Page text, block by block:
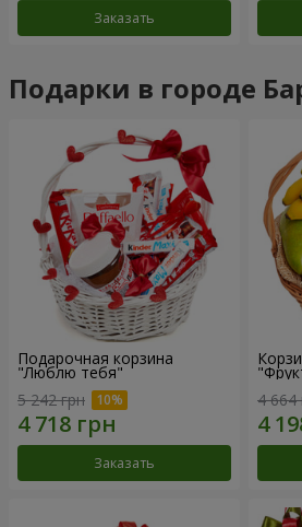
Заказать
Подарки в городе
Подарочная корзина
"Люблю тебя"
5 242 грн
Заказать
4 664